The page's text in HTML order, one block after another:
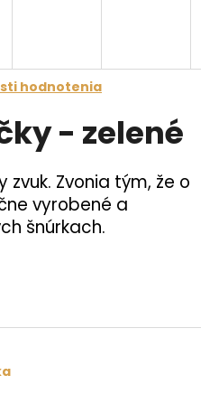
hodnotenia
- zelené
zvuk. Zvonia tým, že o
vyrobené a
šnúrkach.